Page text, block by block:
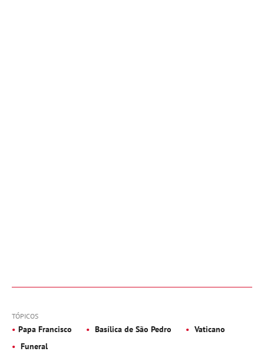
TÓPICOS
Papa Francisco Basílica de São Pedro
Vaticano
Funeral